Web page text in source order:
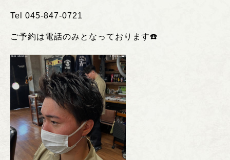
Tel 045-847-0721
ご予約は電話のみとなっております☎️